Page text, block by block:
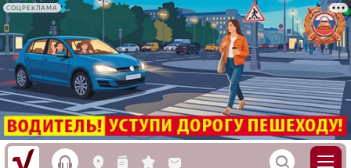
СОЦРЕКЛАМА
h L n s M S